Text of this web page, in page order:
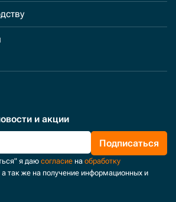
и акции
Подписаться
я даю согласие на обработку
а так же на получение информационных и